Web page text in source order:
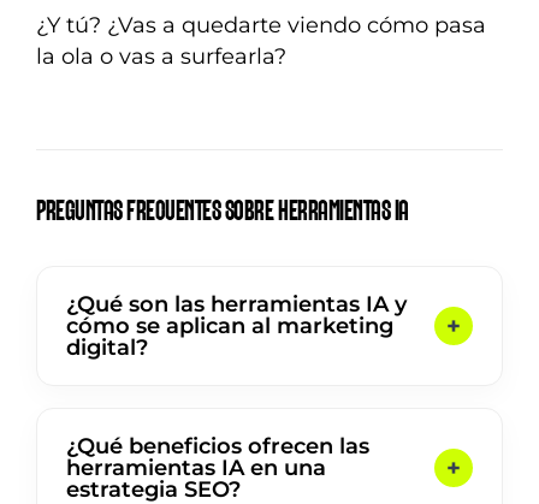
¿Y tú? ¿Vas a quedarte viendo cómo pasa
la ola o vas a surfearla?
PREGUNTAS FRECUENTES SOBRE HERRAMIENTAS IA
¿Qué son las herramientas IA y
cómo se aplican al marketing
digital?
¿Qué beneficios ofrecen las
herramientas IA en una
estrategia SEO?